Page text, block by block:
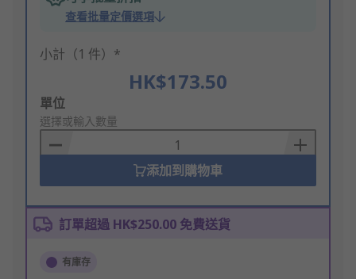
查看批量定價選項
小計（1 件）*
HK$173.50
Add
to
Basket
單位
選擇或輸入數量
添加到購物車
訂單超過 HK$250.00 免費送貨
有庫存